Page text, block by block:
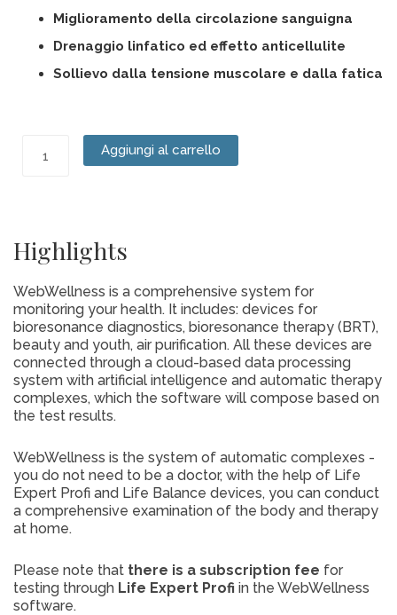
Miglioramento della circolazione sanguigna
Drenaggio linfatico ed effetto anticellulite
Sollievo dalla tensione muscolare e dalla fatica
Massaggiatore
Bioenergetico
Aggiungi al carrello
Highlights
WebWellness is a comprehensive system for
monitoring your health. It includes: devices for
bioresonance diagnostics, bioresonance therapy (BRT),
beauty and youth, air purification. All these devices are
connected through a cloud-based data processing
system with artificial intelligence and automatic therapy
complexes, which the software will compose based on
the test results.
WebWellness is the system of automatic complexes -
you do not need to be a doctor, with the help of Life
Expert Profi and Life Balance devices, you can conduct
a comprehensive examination of the body and therapy
at home.
Please note that there is a subscription fee for
testing through Life Expert Profi in the WebWellness
software.